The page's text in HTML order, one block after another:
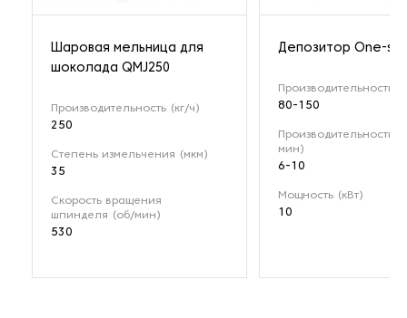
Шаровая мельница для
шоколада QMJ250
Производительность (кг/ч)
250
Степень измельчения (мкм)
35
Скорость вращения
шпинделя (об/мин)
530
Депозитор One-
Производительность
80-150
Производительность
мин)
6-10
Мощность (кВт)
10